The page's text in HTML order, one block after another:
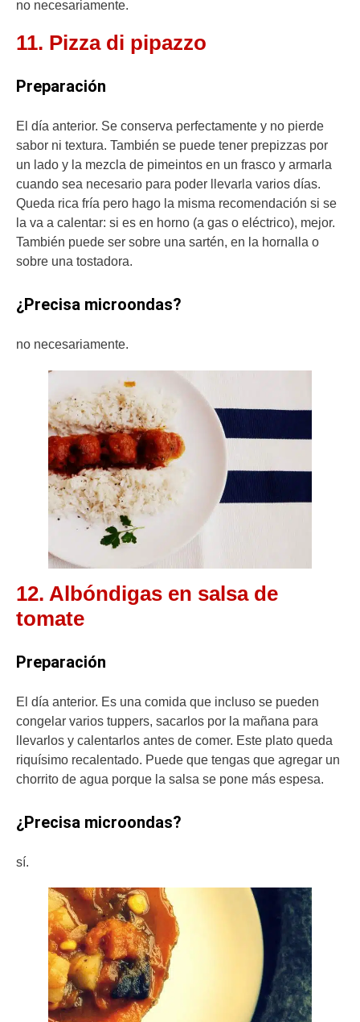
no necesariamente.
11. Pizza di pipazzo
Preparación
El día anterior. Se conserva perfectamente y no pierde
sabor ni textura. También se puede tener prepizzas por
un lado y la mezcla de pimeintos en un frasco y armarla
cuando sea necesario para poder llevarla varios días.
Queda rica fría pero hago la misma recomendación si se
la va a calentar: si es en horno (a gas o eléctrico), mejor.
También puede ser sobre una sartén, en la hornalla o
sobre una tostadora.
¿Precisa microondas?
no necesariamente.
12. Albóndigas en salsa de
tomate
Preparación
El día anterior. Es una comida que incluso se pueden
congelar varios tuppers, sacarlos por la mañana para
llevarlos y calentarlos antes de comer. Este plato queda
riquísimo recalentado. Puede que tengas que agregar un
chorrito de agua porque la salsa se pone más espesa.
¿Precisa microondas?
sí.